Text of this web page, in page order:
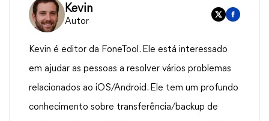
Kevin
Autor
Kevin é editor da FoneTool. Ele está interessado
em ajudar as pessoas a resolver vários problemas
relacionados ao iOS/Android. Ele tem um profundo
conhecimento sobre transferência/backup de